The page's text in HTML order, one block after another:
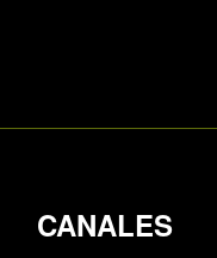
CANALES